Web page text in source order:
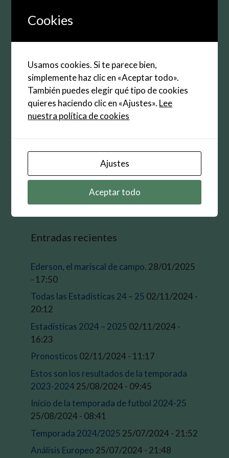
Correo
Web
Guarda mi nombre, correo electrónico y web en
este navegador para la próxima vez que
comente.
Entradas recientes
Ederson, el mariscal de campo. 28/01/2025
- 17:50
Todas las Estadísticas 24 – 25 02/11/2024 -
20:12
Estadísticas 2024 – 2025 02/11/2024 -
16:23
Pronosticos 02/11/2024 - 11:17
Estos son los resultados de la temporada
2023-2024 25/08/2024 - 09:45
Inicio de la temporada de futbol 2024-25
25/08/2024 - 08:41
Temporada 2024/2025 25/07/2024 - 21:52
Análisis Europeo 25/07/2024 - 21:48
Cookies
Usamos cookies. Si te parece bien,
simplemente haz clic en «Aceptar todo».
También puedes elegir qué tipo de cookies
quieres haciendo clic en «Ajustes». Lee
nuestra política de cookies
Ajustes
Aceptar todo